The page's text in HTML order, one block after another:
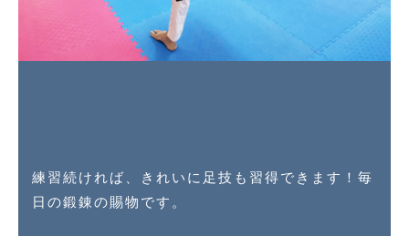
練習続ければ、きれいに足技も習得できます！毎
日の鍛錬の賜物です。